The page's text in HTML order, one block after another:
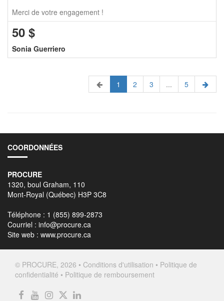
Merci de votre engagement !
50 $
Sonia Guerriero
1 2 3 ... 5
COORDONNÉES
PROCURE
1320, boul Graham, 110
Mont-Royal (Québec) H3P 3C8
Téléphone : 1 (855) 899-2873
Courriel : info@procure.ca
Site web : www.procure.ca
© PROCURE, 2026 • Conditions d'utilisation • Politique de
confidentialité • Politique de remboursement